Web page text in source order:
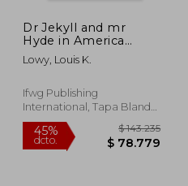
Dr Jekyll and mr
Hyde in America
(Dark Iconica) (en
Inglés)
Lowy, Louis K.
Ifwg Publishing
International, Tapa Blanda,
Nuevo